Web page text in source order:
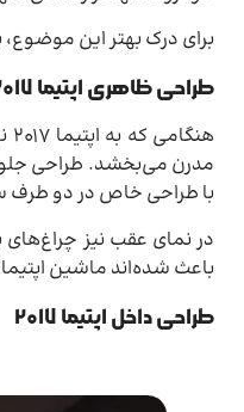
برای درک بهتر این موضوع، باید تجربه رانندگی
طراحی ظاهری اپتیما ۲۰۱۷
مدرن می‌بخشد. طراحی
با طراحی خاص در دو طرف
در نمای عقب نیز
باعث شده‌اند ماشین
طراحی داخل اپتیما ۲۰۱۷